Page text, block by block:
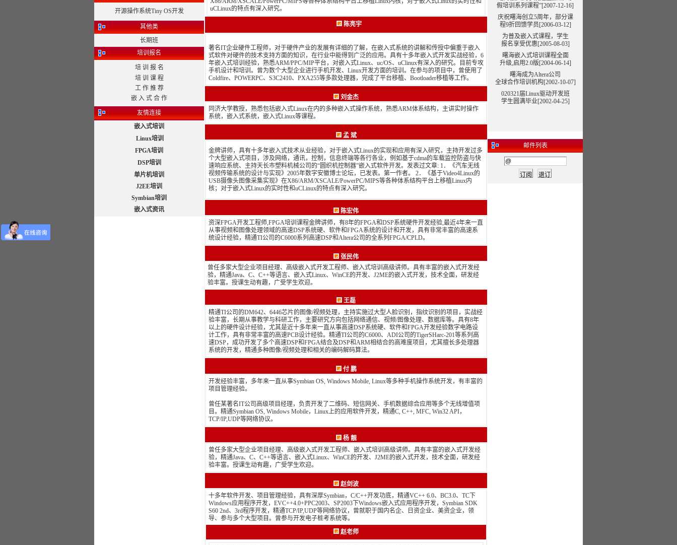
开源操作系统Tiny OS开发
其他类
长期班
培训报名
培 训 报 名
培 训 课 程
工 作 推 荐
嵌 入 式 合 作
友情连接
嵌入式培训
Linux培训
FPGA培训
DSP培训
单片机培训
J2EE培训
Symbian培训
嵌入式资讯
假培训系列课程”[2007-12-16]
庆祝曙海创立5周年，部分课
程9折回馈学员[2006-03-12]
为普及嵌入式课程，学生
报名享受优惠[2005-08-03]
曙海嵌入式培训课程全面
升级,启用2.0版[2004-06-14]
曙海成为Altera公司
全球合作培训机构[2002-10-07]
020321届Linux驱动开发班
学生圆满毕业[2002-04-25]
邮件列表
uCLinux的特点有深入研究。
陈亮宇
著名IT企业硬件工程师，对于硬件产业的发展有详细的了解，在嵌入式系统的讲解和传授中偏重于嵌入
式软件对硬件的技术支持方面的知识，在行业中能得到广泛的应用。具有十多年嵌入式开发实战经验，6
年嵌入式培训经验，熟悉ARM/PPC/MIP平台，对嵌入式Linux、uc/OS、uClinux有深入的研究。目前专攻
手机设计和培训。曾为数个大型企业进行手机开发、Linux开发方面的培训。在参与的项目中，曾使用了
Coldfire、POWERPC、S3C2410、PXA255等多款处理器，完成了平台移植、Bootloader移植等工作。
刘金杰
同济大学教授，熟悉包括嵌入式Linux在内的多种嵌入式操作系统，熟悉ARM体系结构，主讲实时操作
系统，嵌入式系统，嵌入式Linux等课程。
孟 斌
金牌讲师，具有十多年嵌入式技术从业经验，对于嵌入式Linux的实现和应用有深入研究，主持开发过多
个大型嵌入式项目，涉及网络，通讯，控制，信息终端等各行各业，例如基于cdma的车载监控防盗与快
速响应系统、主持天长市塑料机械公司的“圆织机控制器”嵌入式软件开发。发表过文章: 1．《汽车无线
视频传输系统的设计与实现》2005年数字安徽博士论坛，已发表。第一作者。 2．《基于Video4Linux的
USB摄像头图像采集实现》在X86/ARM/XSCALE/PowerPC/MIPS等各种体系结构平台上移植Linux内
核；对于嵌入式Linux的实时性和uCLinux的特点有深入研究。
陈宏伟
资深FPGA开发工程师,FPGA培训课程金牌讲师，有8年的FPGA和DSP系统硬件开发经验,最近4年来一直
从事视频和图像处理领域的高速DSP系统硬、软件和FPGA系统的设计和开发，具有非常丰富的高速系
统设计经验，精通TI公司的C6000系列高速DSP和Altera公司的全系列FPGA/CPLD。
张民伟
曾任多家大型企业项目经理、高级嵌入式开发工程师、嵌入式培训高级讲师。具有丰富的嵌入式开发经
验，精通Java、C、C++等语言、嵌入式Linux、WinCE的开发、J2ME的嵌入式开发，技术全面，研发经
验丰富。授课生动有趣，广受学生欢迎。
王磊
精通TI公司的DM642、6446芯片的图像/视频处理，主持实施过大型人脸识别，指纹识别的项目，实战经
验丰富，长期从事教学与科研工作，主要研究方向包括网络通信、视频/图像处理、数据库等。具有8年
以上的硬件设计经验，尤其是近十多年来一直从事高速DSP系统硬、软件和FPGA开发经验数字电路设
计工作，具有非常丰富的高速PCB设计经验。精通TI公司的C6000、ADI公司的TigerSHarc-201等系列高
速DSP，成功开发了多个高速DSP和FPGA结合及DSP和ARM相结合的高难度项目，尤其擅长多处理器
系统的开发，精通多种图像/视频处理和相关的编码解码算法。
付 鹏
开发经验丰富，多年来一直从事Symbian OS, Windows Mobile, Linux等多种手机操作系统开发，有丰富的
项目管理经验。
曾任某著名IT公司高级项目经理，负责开发了二维码、短信网关、手机数据综合应用等多个无线增值项
目。精通Symbian OS, Windows Mobile，Linux上的应用软件开发，精通C, C++, MFC, Win32 API，
TCP/IP,UDP等网络协议。
杨 靓
曾任多家大型企业项目经理、高级嵌入式开发工程师、嵌入式培训高级讲师。具有丰富的嵌入式开发经
验，精通Java、C、C++等语言、嵌入式Linux、WinCE的开发、J2ME的嵌入式开发，技术全面，研发经
验丰富。授课生动有趣，广受学生欢迎。
赵剑波
十多年软件开发、项目管理经验，具有深厚Symbian，C/C++开发功底，精通VC++ 6.0、BC3.0、TC下
Windows应用程序开发，EVC++4.0+PPC2003、SP2003下Windows嵌入式应用程序开发，Symbian SDK
S60 2nd、3rd程序开发，精通TCP/IP,UDP等网络协议，曾就职于国内名企、日资企业、美资企业，领
导、参与多个大型项目。曾参与开发电子桩考系统等。
赵老师